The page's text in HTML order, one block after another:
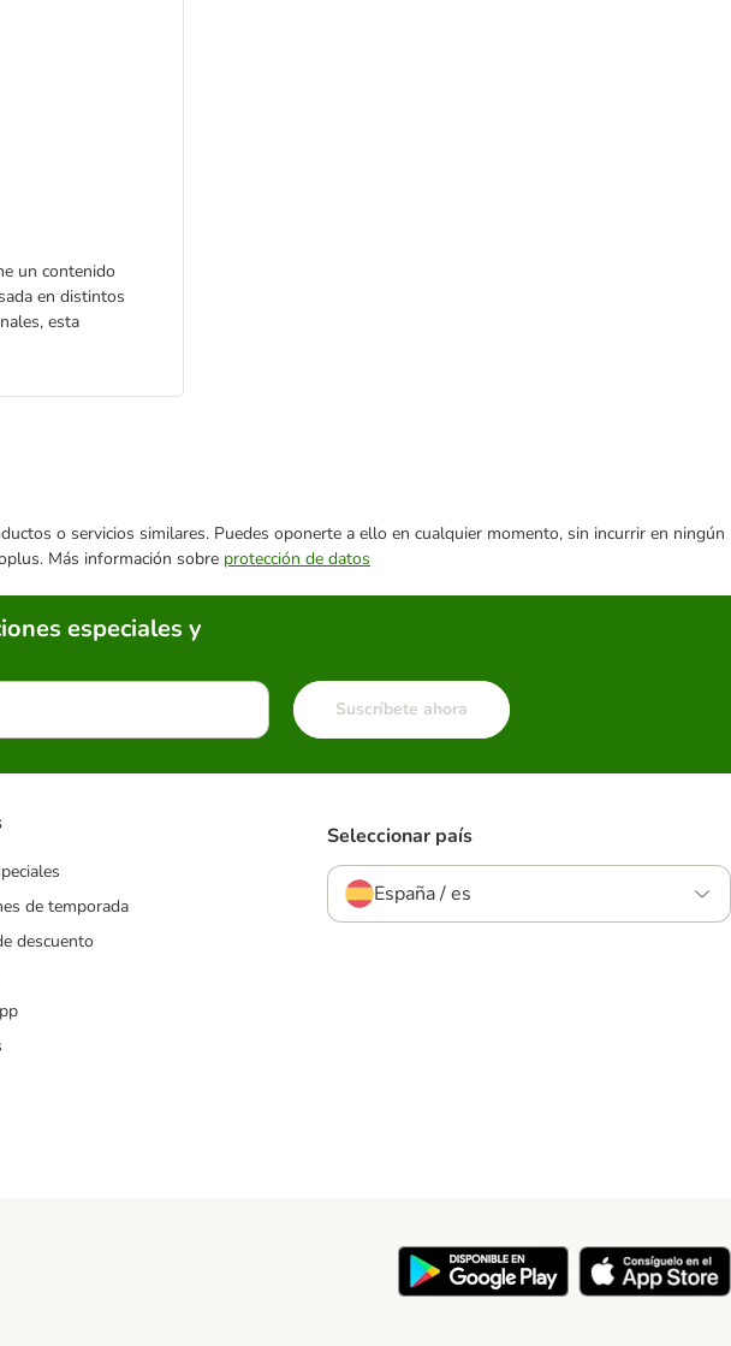
un contenido
en distintos
esta
o servicios similares. Puedes oponerte a ello en cualquier momento, sin incurrir en ningún
Más información sobre protección de datos
especiales y
Suscríbete ahora
de temporada
descuento
Seleccionar país
España / es